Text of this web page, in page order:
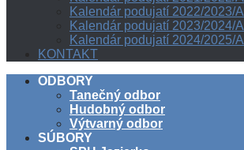
Kalendár podujatí 2022/2023/A
Kalendár podujatí 2023/2024/A
Kalendár podujatí 2024/2025/A
KONTAKT
ODBORY
Tanečný odbor
Hudobný odbor
Výtvarný odbor
SÚBORY